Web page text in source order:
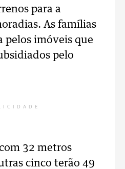
para a
As famílias
pelos imóveis que
pelo
32 metros
cinco terão 49